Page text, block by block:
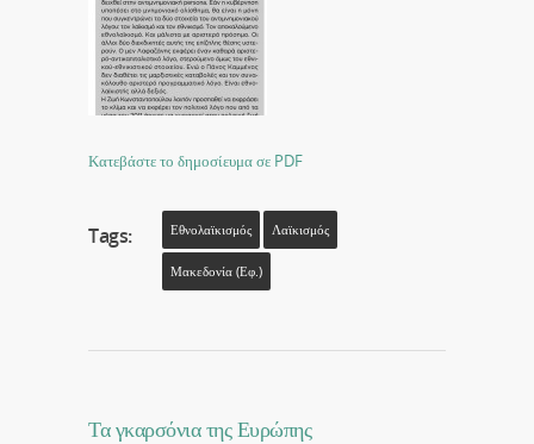
Κατεβάστε το δημοσίευμα σε PDF
Tags: Εθνολαϊκισμός Λαϊκισμός
Μακεδονία (εφ.)
Τα γκαρσόνια της Ευρώπης